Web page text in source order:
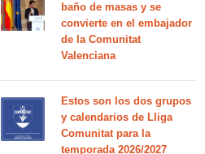
baño de masas y se
convierte en el embajador
de la Comunitat
Valenciana
Estos son los dos grupos
y calendarios de Lliga
Comunitat para la
temporada 2026/2027